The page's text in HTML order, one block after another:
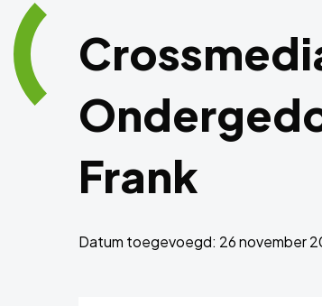
Frank
Datum toegevoegd: 26 november